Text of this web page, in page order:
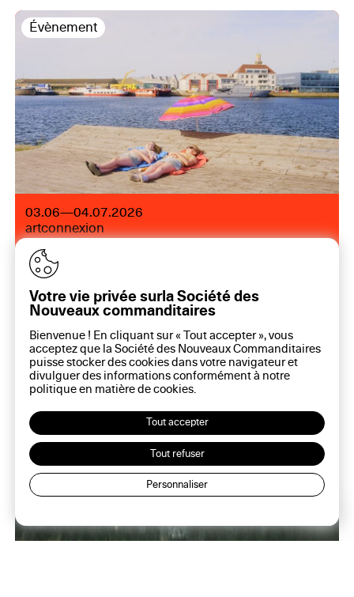
Évènement
03.06—04.07.2026
artconnexion
Première édition des
Rendez-vous de l’art en
commun
Entrée libre et gratuite du mercredi au samedi de
15h à 18h
Rencontre
Votre vie privée surla Société des
Nouveaux commanditaires
Bienvenue ! En cliquant sur « Tout accepter », vous
acceptez que la Société des Nouveaux Commanditaires
puisse stocker des cookies dans votre navigateur et
divulguer des informations conformément à notre
politique en matière decookies.
Tout accepter
Tout refuser
Personnaliser